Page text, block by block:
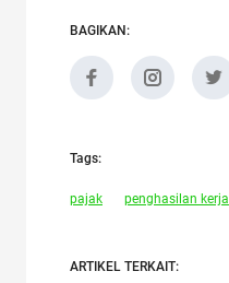
BAGIKAN:
Tags:
pajak penghasilan kerja
ARTIKEL TERKAIT: